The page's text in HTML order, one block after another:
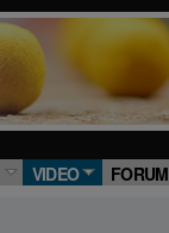
VIDEO FORUM